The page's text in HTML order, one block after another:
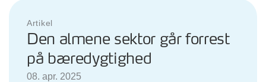
Artikel
Den almene sektor går forrest
på bæredygtighed
08. apr. 2025